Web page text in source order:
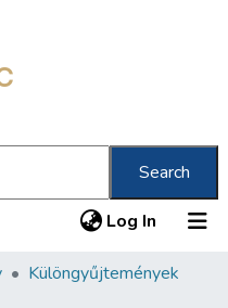
Search
Log In (current)
Különgyűjtemények